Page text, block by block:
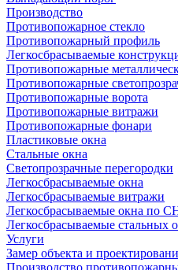
Производство
Противопожарное стекло
Противопожарный профиль
Легкосбрасываемые
Противопожарные
Противопожарные
Противопожарные ворота
Противопожарные витражи
Противопожарные фонари
Пластиковые окна
Стальные окна
Светопрозрачные перегородки
Легкосбрасываемые окна
Легкосбрасываемые витражи
Легкосбрасываемые окна по
Легкосбрасываемые стальных
Услуги
Замер объекта и
Производство